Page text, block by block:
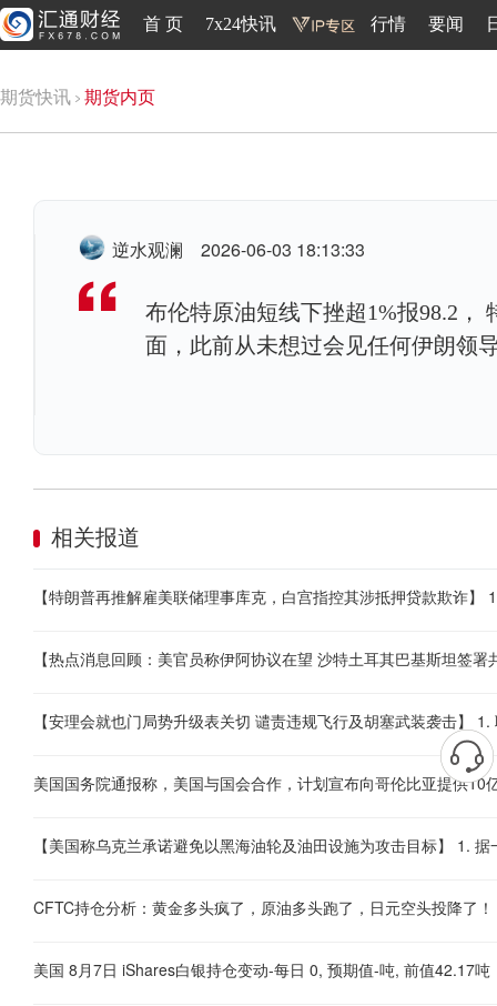
首 页 7x24快讯 行情 要闻
期货快讯 期货内页
逆水观澜 2026-06-03 18:13:33
布伦特原油短线下挫超1%报98.2，
面，此前从未想过会见任何伊朗领
相关报道
美国国务院通报称，美国与国会合作，计划宣布向哥伦比亚提供10
CFTC持仓分析：黄金多头疯了，原油多头跑了，日元空头投降了！
美国 8月7日 iShares白银持仓变动-每日 0, 预期值-吨, 前值42.17吨